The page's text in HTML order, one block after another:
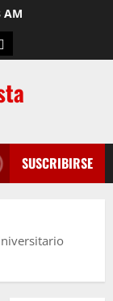
AM
SUSCRIBIRSE